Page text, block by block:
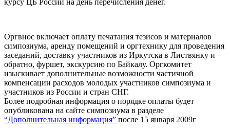
курсу ЦБ России на день перечисления денег.
Оргвнос включает оплату печатания тезисов и материалов
симпозиума, аренду помещений и оргтехнику для проведения
заседаний, доставку участников из Иркутска в Листвянку и
обратно, фуршет, экскурсию по Байкалу. Оргкомитет
изыскивает дополнительные возможности частичной
компенсации расходов молодых участников симпозиума и
участников из России и стран СНГ.
Более подробная информация о порядке оплаты будет
опубликована на сайте симпозиума в разделе
“Дополнительная информация” после 15 января 2009г